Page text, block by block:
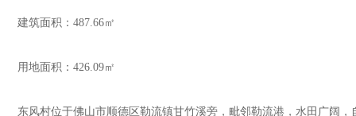
建筑面积：487.66㎡
用地面积：426.09㎡
东风村位于佛山市顺德区勒流镇甘竹溪旁，毗邻勒流港，水田广阔，